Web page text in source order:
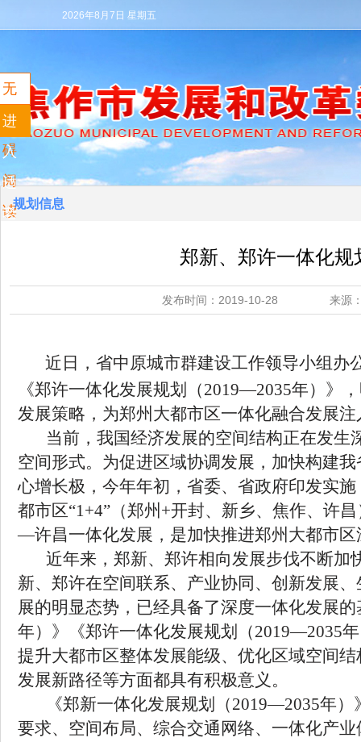
2026年8月7日 星期五
无
障
碍
阅
读
进
入
适
老
规划信息
郑新、郑许一体化
发布时间：2019-10-28 来源
近日，省中原城市群建设工作领导小组办
《郑许一体化发展规划（2019—2035年）》
发展策略，为郑州大都市区一体化融合发展
当前，我国经济发展的空间结构正在发
空间形式。为促进区域协调发展，加快构建
心增长极，今年年初，省委、省政府印发实
都市区“1+4”（郑州 +开封、新乡、焦作、许
—许昌一体化发展，是加快推进郑州大都市
近年来，郑新、郑许相向发展步伐不断
新、郑许在空间联系、产业协同、创新发展
展的明显态势，已经具备了深度一体化发展
年）》《郑许一体化发展规划（2019—2035
提升大都市区整体发展能级、优化区域空间
发展新路径等方面都具有积极意义。
《郑新一体化发展规划（2019—2035年）
要求、空间布局、综合交通网络、一体化产